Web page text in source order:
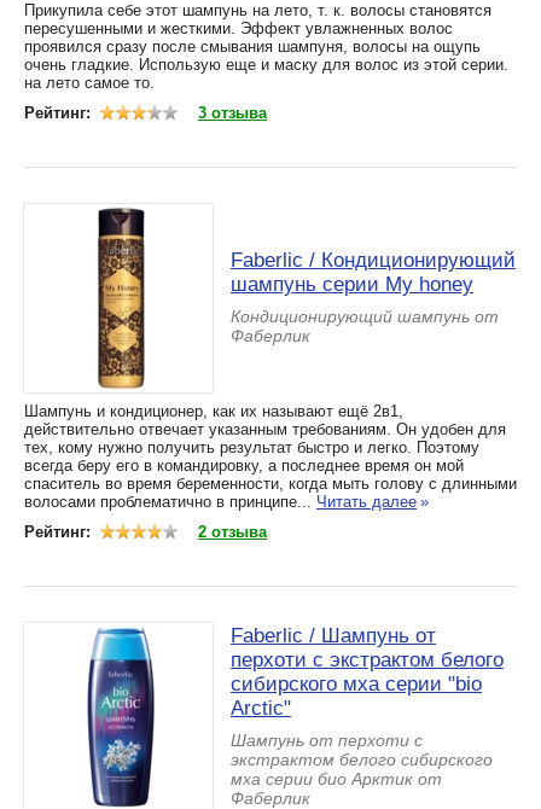
Прикупила себе этот шампунь на лето, т. к. волосы становятся
пересушенными и жесткими. Эффект увлажненных волос
проявился сразу после смывания шампуня, волосы на ощупь
очень гладкие. Использую еще и маску для волос из этой серии.
на лето самое то.
Рейтинг:
3 отзыва
Faberlic / Кондиционирующий
шампунь серии My honey
Кондиционирующий шампунь от
Фаберлик
Шампунь и кондиционер, как их называют ещё 2в1,
действительно отвечает указанным требованиям. Он удобен для
тех, кому нужно получить результат быстро и легко. Поэтому
всегда беру его в командировку, а последнее время он мой
спаситель во время беременности, когда мыть голову с длинными
волосами проблематично в принципе... Читать далее »
Рейтинг:
2 отзыва
Faberlic / Шампунь от
перхоти с экстрактом белого
сибирского мха серии "bio
Arctic"
Шампунь от перхоти с
экстрактом белого сибирского
мха серии био Арктик от
Фаберлик